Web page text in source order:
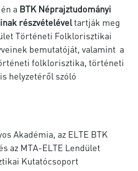
a BTK Néprajztudományi
részvételéveltartják meg
Történeti Folklorisztikai
bemutatóját, valamint a
folklorisztika, történeti
helyzetéről szóló
Akadémia, az ELTE BTK
az MTA-ELTE Lendület
Kutatócsoport